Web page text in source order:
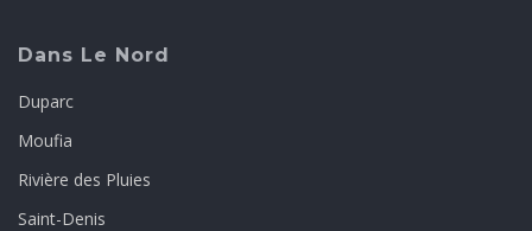
Dans Le Nord
Duparc
Moufia
Rivière des Pluies
Saint-Denis